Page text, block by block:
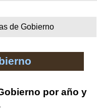
de Gobierno
por año y